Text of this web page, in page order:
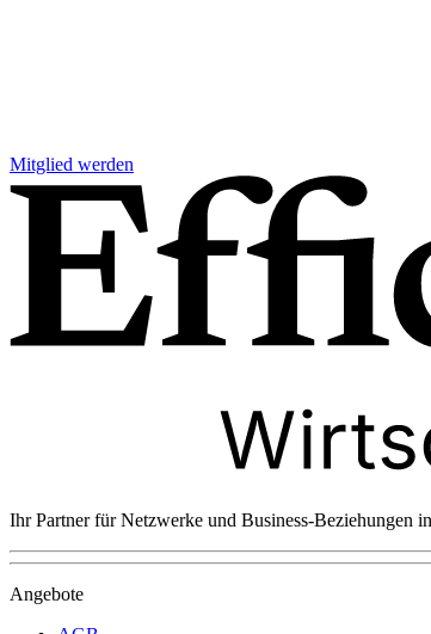
Mitglied werden
Ihr Partner für Netzwerke und Business-Beziehungen
Angebote